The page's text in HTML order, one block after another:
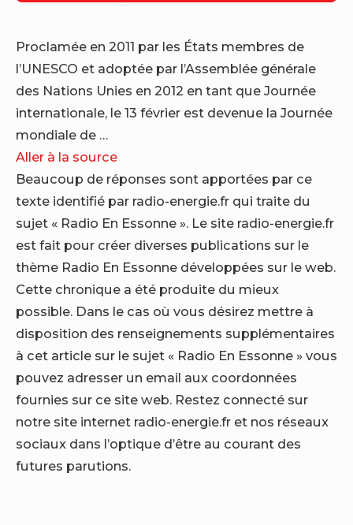
Proclamée en 2011 par les États membres de
l’UNESCO et adoptée par l’Assemblée générale
des Nations Unies en 2012 en tant que Journée
internationale, le 13 février est devenue la Journée
mondiale de …
Aller à la source
Beaucoup de réponses sont apportées par ce
texte identifié par radio-energie.fr qui traite du
sujet « Radio En Essonne ». Le site radio-energie.fr
est fait pour créer diverses publications sur le
thème Radio En Essonne développées sur le web.
Cette chronique a été produite du mieux
possible. Dans le cas où vous désirez mettre à
disposition des renseignements supplémentaires
à cet article sur le sujet « Radio En Essonne » vous
pouvez adresser un email aux coordonnées
fournies sur ce site web. Restez connecté sur
notre site internet radio-energie.fr et nos réseaux
sociaux dans l’optique d’être au courant des
futures parutions.